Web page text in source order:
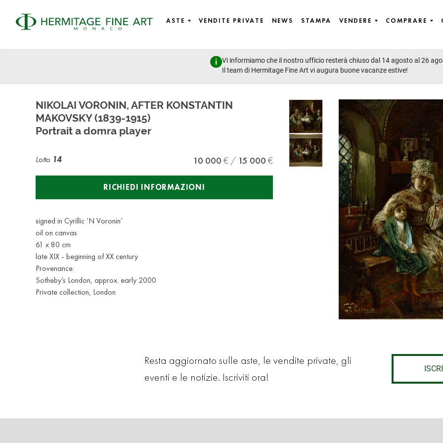
ASTE VENDITE PRIVATE NEWS STAMPA VENDERE COMPRARE
Vi informiamo che il nostro ufficio resterà chiuso dal 14 agosto al 26
Il team di Hermitage Fine Art vi augura buone vacanze estive!
NIKOLAI VORONIN, AFTER KONSTANTIN
MAKOVSKY (1839-1915)
Portrait a domra player
Lotto 14 10 000 15 000
RICHIEDI INFORMAZIONI
signed in Cyrillic ‘N Voronin’
oil on canvas
61 x 80 cm
late XIX - beginning of XX century
Provenance:
Sotheby’s London, approx. early 2000
Private collection, London
Resta aggiornato sulle aste, le vendite private, gli
eventi e le notizie. Iscriviti ora!